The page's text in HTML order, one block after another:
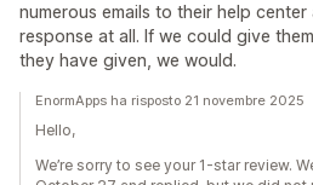
numerous emails to their help
response at all. If we could give
they have given, we would.
EnormApps ha risposto 21 novembre 2025
Hello,
We’re sorry to see your 1-star review.